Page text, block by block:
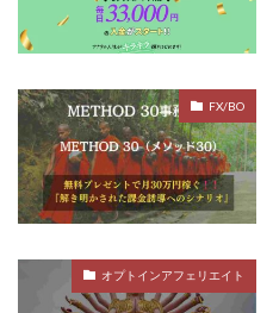
FX/BO
オプトインアフェリエイト